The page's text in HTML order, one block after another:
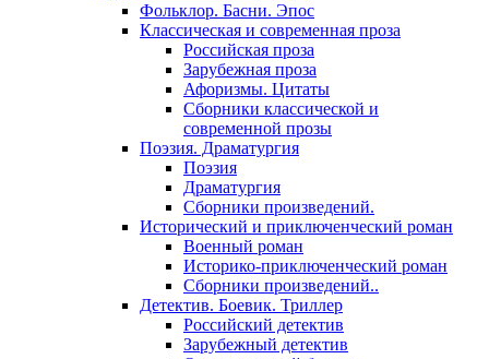
Фольклор. Басни. Эпос
Классическая и современная проза
Российская проза
Зарубежная проза
Афоризмы. Цитаты
Сборники классической и
современной прозы
Поэзия. Драматургия
Поэзия
Драматургия
Сборники произведений.
Исторический и приключенческий роман
Военный роман
Историко-приключенческий роман
Сборники произведений..
Детектив. Боевик. Триллер
Российский детектив
Зарубежный детектив